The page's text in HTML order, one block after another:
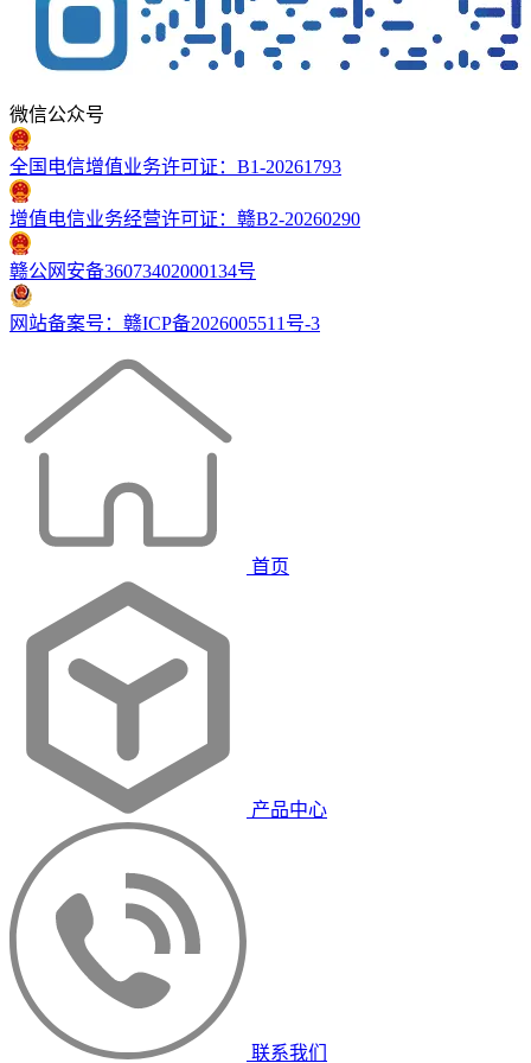
微信公众号
全国电信增值业务许可证：B1-20261793
增值电信业务经营许可证：赣B2-20260290
赣公网安备36073402000134号
网站备案号：赣ICP备2026005511号-3
首页
产品中心
联系我们